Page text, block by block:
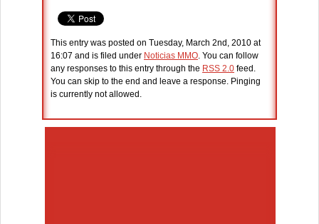
This entry was posted on Tuesday, March 2nd, 2010 at
16:07 and is filed under Noticias MMO. You can follow
any responses to this entry through the RSS 2.0 feed.
You can skip to the end and leave a response. Pinging
is currently not allowed.